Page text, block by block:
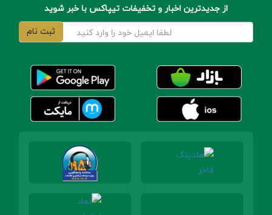
از جدیدترین اخبار و تخفیفات تیپاکس با خبر شوید